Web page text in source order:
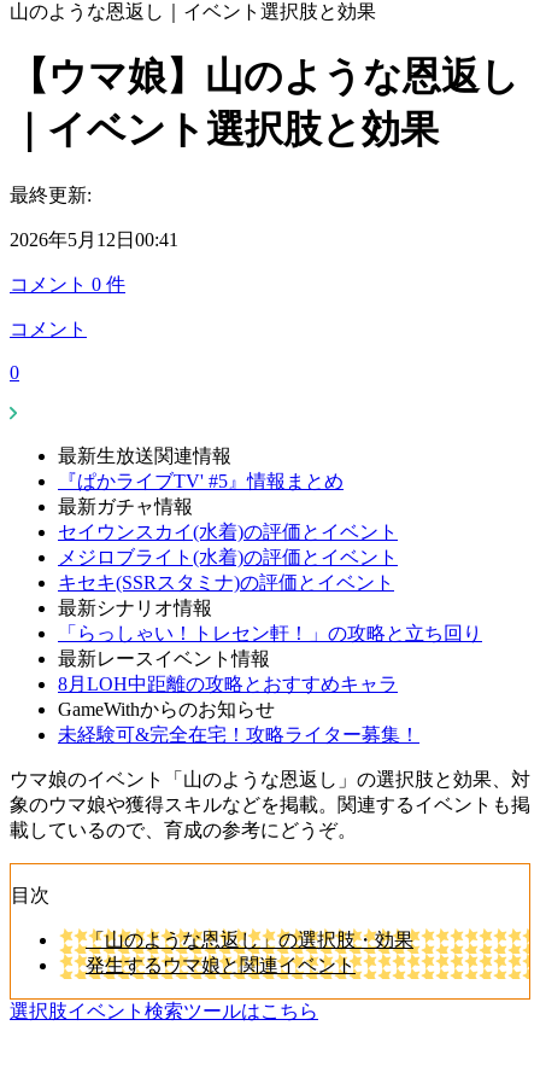
山のような恩返し｜イベント選択肢と効果
【ウマ娘】山のような恩返し
｜イベント選択肢と効果
最終更新:
2026年5月12日00:41
コメント 0 件
コメント
0
最新生放送関連情報
『ぱかライブTV' #5』情報まとめ
最新ガチャ情報
セイウンスカイ(水着)の評価とイベント
メジロブライト(水着)の評価とイベント
キセキ(SSRスタミナ)の評価とイベント
最新シナリオ情報
「らっしゃい！トレセン軒！」の攻略と立ち回り
最新レースイベント情報
8月LOH中距離の攻略とおすすめキャラ
GameWithからのお知らせ
未経験可&完全在宅！攻略ライター募集！
ウマ娘のイベント「山のような恩返し」の選択肢と効果、対
象のウマ娘や獲得スキルなどを掲載。関連するイベントも掲
載しているので、育成の参考にどうぞ。
目次
「山のような恩返し」の選択肢・効果
発生するウマ娘と関連イベント
選択肢イベント検索ツールはこちら